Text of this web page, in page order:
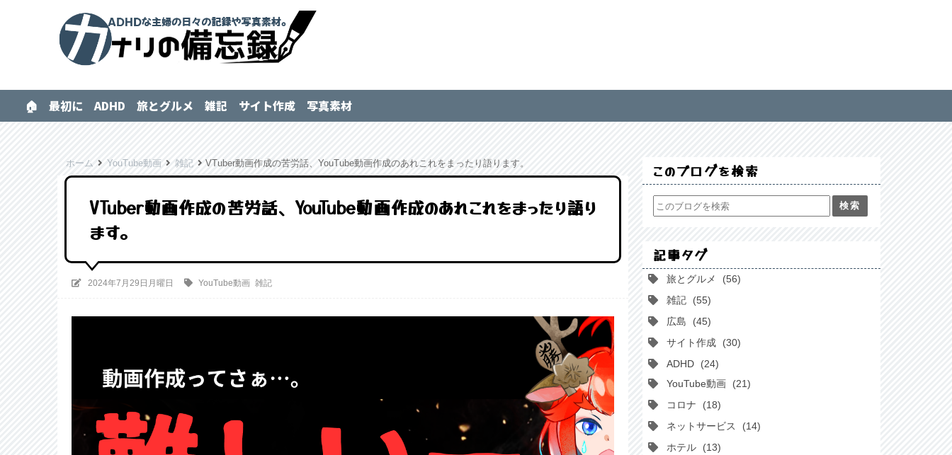
🏠 最初に ADHD 旅とグルメ 雑記 サイト作成 写真素材
ホーム YouTube動画 雑記 VTuber動画作成の苦労話、YouTube動画作成のあれこれをまったり語ります。
VTuber動画作成の苦労話、YouTube動画作成のあれこれをまったり語り
ます。
2024年7月29日月曜日 YouTube動画 雑記
このブログを検索
記事タグ
旅とグルメ
56
雑記
55
広島
45
サイト作成
30
ADHD
24
YouTube動画
21
コロナ
18
ネットサービス
14
ホテル
13